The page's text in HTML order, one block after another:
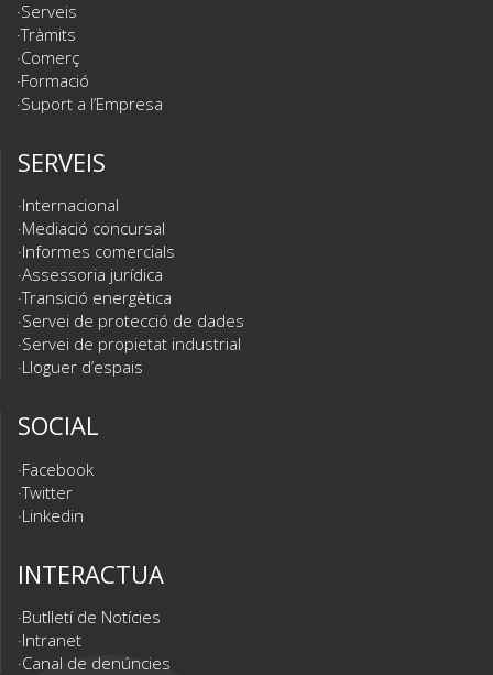
Serveis
Tràmits
Comerç
Formació
Suport a l’Empresa
SERVEIS
Internacional
Mediació concursal
Informes comercials
Assessoria jurídica
Transició energètica
Servei de protecció de dades
Servei de propietat industrial
Lloguer d’espais
SOCIAL
Facebook
Twitter
Linkedin
INTERACTUA
Butlletí de Notícies
Intranet
Canal de denúncies